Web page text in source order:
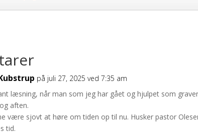
på juli 27, 2025 ved 7:35 am
læsning, når man som jeg har gået og hjulpet som
aften.
være sjovt at høre om tiden op til nu. Husker pastor
tid.